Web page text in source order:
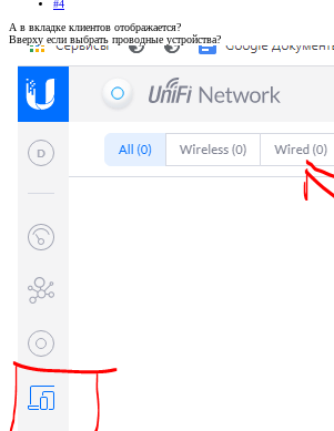
#4
А в вкладке клиентов отображается?
Вверху если выбрать проводные устройства?